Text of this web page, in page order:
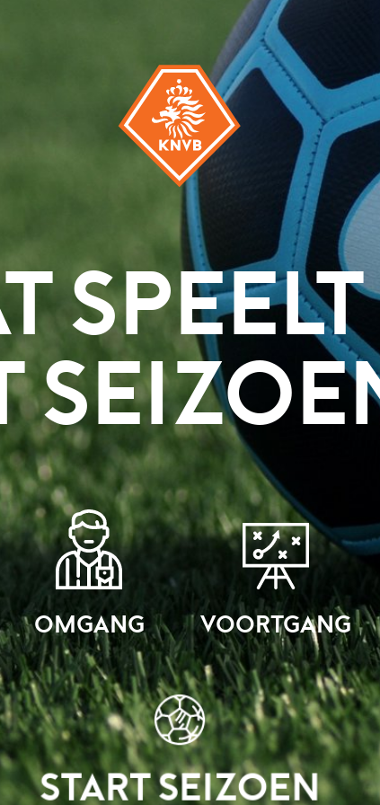
ER
VOORTGANG TEAM
SEIZOEN
CLUBCULTUUR &